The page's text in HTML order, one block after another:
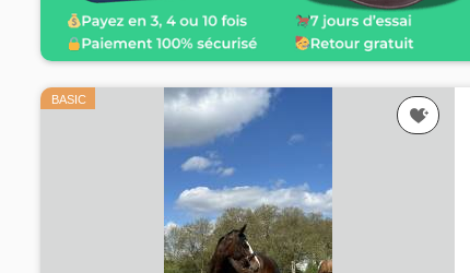
BASIC